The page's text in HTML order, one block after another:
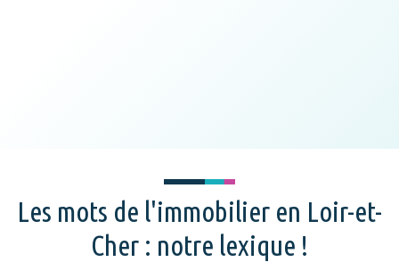
Les mots de l'immobilier en Loir-et-
Cher : notre lexique !